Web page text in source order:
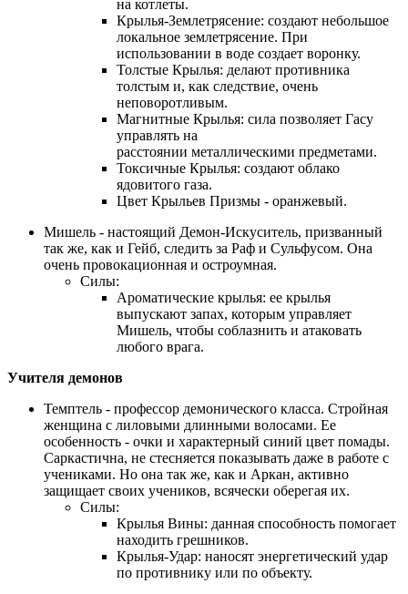
на котлеты.
Крылья-Землетрясение: создают небольшое
локальное землетрясение. При
использовании в воде создает воронку.
Толстые Крылья: делают противника
толстым и, как следствие, очень
неповоротливым.
Магнитные Крылья: сила позволяет Гасу
управлять на
расстоянии металлическими предметами.
Токсичные Крылья: создают облако
ядовитого газа.
Цвет Крыльев Призмы - оранжевый.
Мишель - настоящий Демон-Искуситель, призванный
так же, как и Гейб, следить за Раф и Сульфусом. Она
очень провокационная и остроумная.
Силы:
Ароматические крылья: ее крылья
выпускают запах, которым управляет
Мишель, чтобы соблазнить и атаковать
любого врага.
Учителя демонов
Темптель - профессор демонического класса. Стройная
женщина с лиловыми длинными волосами. Ее
особенность - очки и характерный синий цвет помады.
Саркастична, не стесняется показывать даже в работе с
учениками. Но она так же, как и Аркан, активно
защищает своих учеников, всячески оберегая их.
Силы:
Крылья Вины: данная способность помогает
находить грешников.
Крылья-Удар: наносят энергетический удар
по противнику или по объекту.